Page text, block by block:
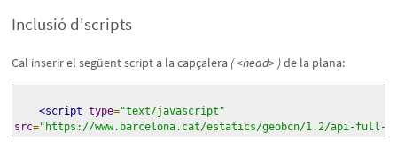
Inclusió d'scripts
Cal inserir el següent script a la capçalera ( <head> )de la plana:
<script type="text/javascript"
src="https://www.barcelona.cat/estatics/geobcn/1.2/api-full-